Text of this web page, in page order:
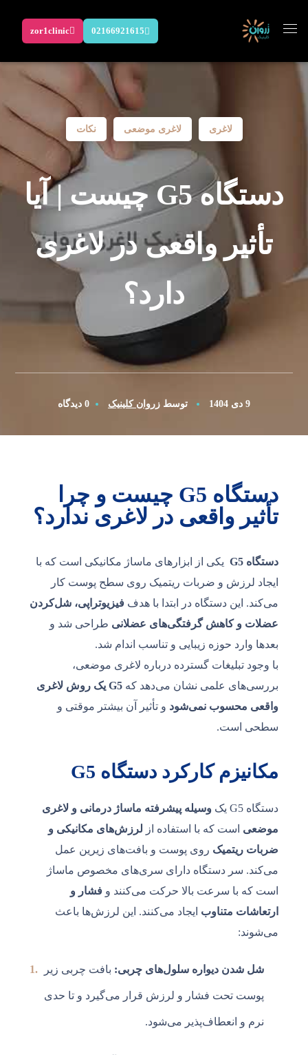
02166921615
zor1clinic
لاغری لاغری موضعی نکات
دستگاه G5 چیست | آیا
تأثیر واقعی در لاغری
دارد؟
9 دی 1404 توسط زروان کلینیک 0 دیدگاه
دستگاه G5 چیست و چرا
تأثیر واقعی در لاغری ندارد؟
دستگاه G5
یکی از ابزارهای ماساژ مکانیکی است که با
ایجاد لرزش و ضربات ریتمیک روی سطح پوست کار
می‌کند. این دستگاه در ابتدا با هدف فیزیوتراپی، شل‌کردن
عضلات و کاهش گرفتگی‌های عضلانی طراحی شد و
بعدها وارد حوزه زیبایی و تناسب اندام شد.
با وجود تبلیغات گسترده درباره لاغری موضعی،
بررسی‌های علمی نشان می‌دهد که
G5 یک روش لاغری
واقعی محسوب نمی‌شود و تأثیر آن بیشتر موقتی و
سطحی است.
مکانیزم کارکرد دستگاه G5
دستگاه G5 یک
وسیله پیشرفته ماساژ درمانی و لاغری
موضعی است که با استفاده از لرزش‌های مکانیکی و
ضربات ریتمیک روی پوست و بافت‌های زیرین عمل
می‌کند. سر دستگاه دارای سری‌های مخصوص ماساژ
است که با سرعت بالا حرکت می‌کنند و فشار و
ارتعاشات متناوب ایجاد می‌کنند. این لرزش‌ها باعث
می‌شوند:
شل شدن دیواره سلول‌های چربی: بافت چربی زیر
پوست تحت فشار و لرزش قرار می‌گیرد و تا حدی
نرم و انعطاف‌پذیر می‌شود.